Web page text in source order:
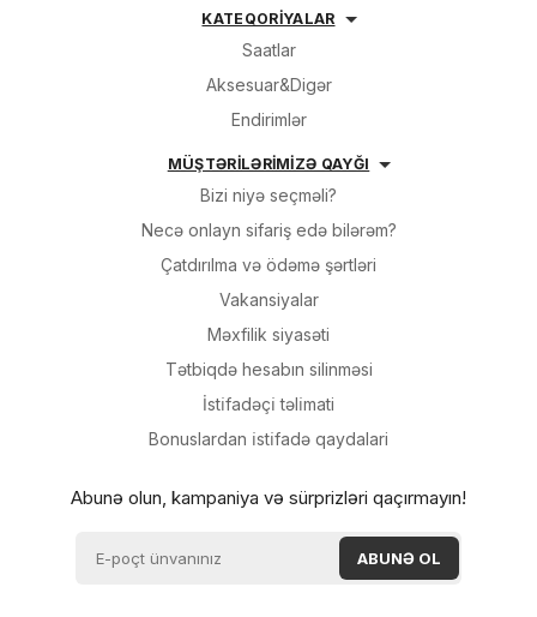
KATEQORİYALAR
Saatlar
Aksesuar&Digər
Endirimlər
MÜŞTƏRİLƏRİMİZƏ QAYĞI
Bizi niyə seçməli?
Necə onlayn sifariş edə bilərəm?
Çatdırılma və ödəmə şərtləri
Vakansiyalar
Məxfilik siyasəti
Tətbiqdə hesabın silinməsi
İsti̇fadəçi̇ təli̇mati
Bonuslardan i̇sti̇fadə qaydalari
Abunə olun, kampaniya və sürprizləri qaçırmayın!